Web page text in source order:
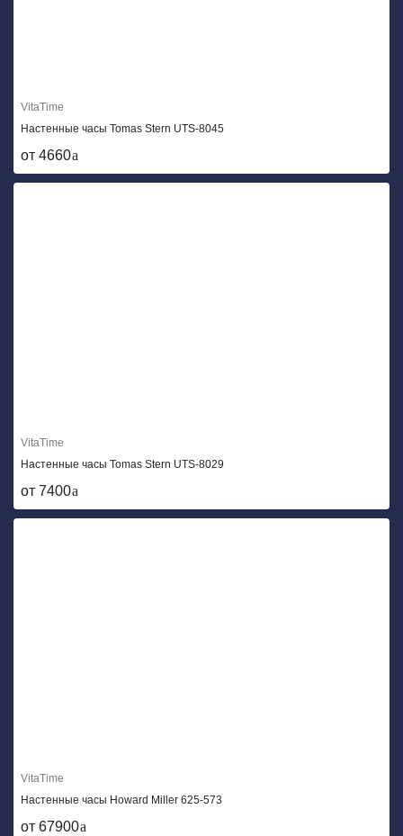
VitaTime
Настенные часы Tomas Stern UTS-8045
от 4660
VitaTime
Настенные часы Tomas Stern UTS-8029
от 7400
VitaTime
Настенные часы Howard Miller 625-573
от 67900